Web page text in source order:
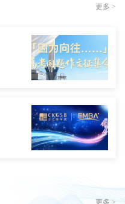
更多 >
更多 >